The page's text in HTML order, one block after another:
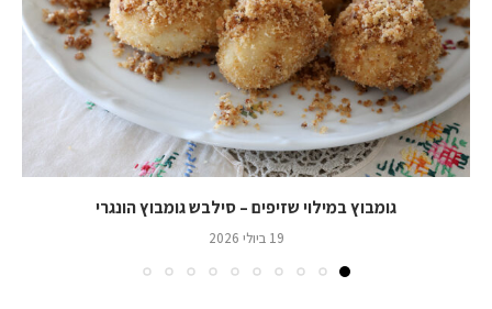
גומבוץ במילוי שזיפים – סילבש גומבוץ הונגרי
19 ביולי 2026